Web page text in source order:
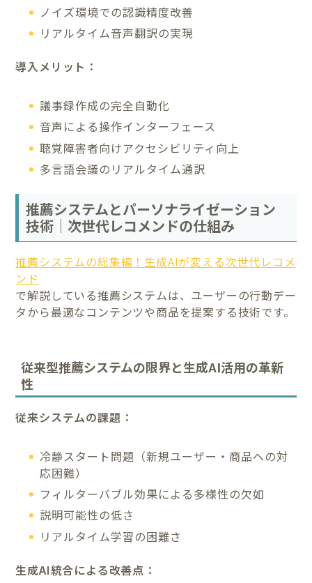
ノイズ環境での認識精度改善
リアルタイム音声翻訳の実現
導入メリット：
議事録作成の完全自動化
音声による操作インターフェース
聴覚障害者向けアクセシビリティ向上
多言語会議のリアルタイム通訳
推薦システムとパーソナライゼーション
技術｜次世代レコメンドの仕組み
推薦システムの総集編！生成AIが変える次世代レコメ
ンド
で解説している推薦システムは、ユーザーの行動デー
タから最適なコンテンツや商品を提案する技術です。
従来型推薦システムの限界と生成AI活用の革新
性
従来システムの課題：
冷静スタート問題（新規ユーザー・商品への対
応困難）
フィルターバブル効果による多様性の欠如
説明可能性の低さ
リアルタイム学習の困難さ
生成AI統合による改善点：